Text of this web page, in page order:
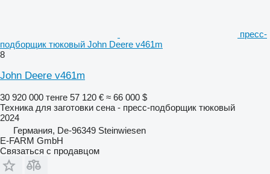
пресс-
подборщик тюковый John Deere v461m
8
John Deere v461m
30 920 000 тенге 57 120 € ≈ 66 000 $
Техника для заготовки сена - пресс-подборщик тюковый
2024
Германия, De-96349 Steinwiesen
E-FARM GmbH
Связаться с продавцом